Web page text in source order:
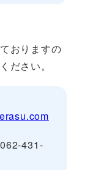
おりますの
ださい。
431-